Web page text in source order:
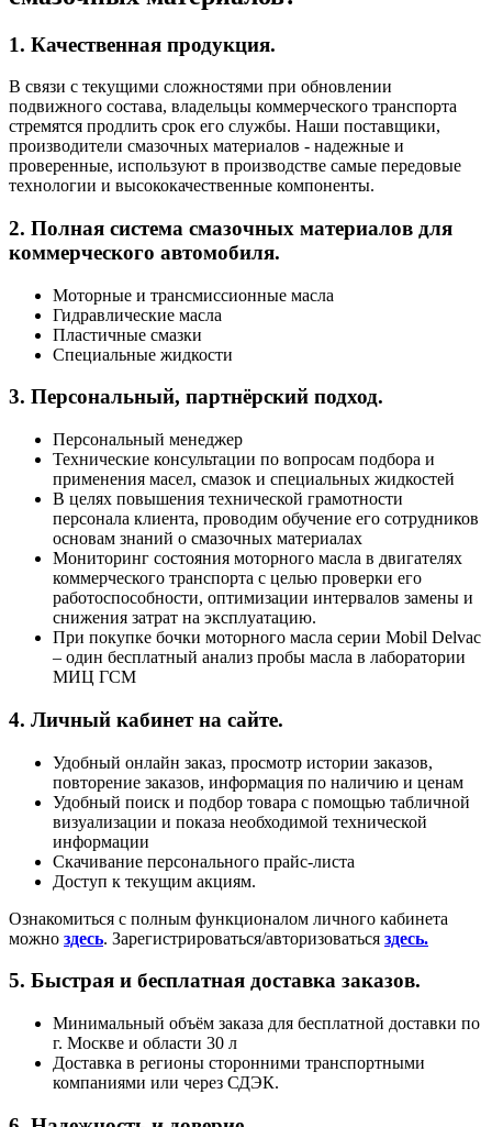
1. Качественная продукция.
В связи с текущими сложностями при обновлении
подвижного состава, владельцы коммерческого транспорта
стремятся продлить срок его службы. Наши поставщики,
производители смазочных материалов - надежные и
проверенные, используют в производстве самые передовые
технологии и высококачественные компоненты.
2. Полная система смазочных материалов для
коммерческого автомобиля.
Моторные и трансмиссионные масла
Гидравлические масла
Пластичные смазки
Специальные жидкости
3. Персональный, партнёрский подход.
Персональный менеджер
Технические консультации по вопросам подбора и
применения масел, смазок и специальных жидкостей
В целях повышения технической грамотности
персонала клиента, проводим обучение его сотрудников
основам знаний о смазочных материалах
Мониторинг состояния моторного масла в двигателях
коммерческого транспорта с целью проверки его
работоспособности, оптимизации интервалов замены и
снижения затрат на эксплуатацию.
При покупке бочки моторного масла серии Mobil Delvac
– один бесплатный анализ пробы масла в лаборатории
МИЦ ГСМ
4. Личный кабинет на сайте.
Удобный онлайн заказ, просмотр истории заказов,
повторение заказов, информация по наличию и ценам
Удобный поиск и подбор товара с помощью табличной
визуализации и показа необходимой технической
информации
Скачивание персонального прайс-листа
Доступ к текущим акциям.
Ознакомиться с полным функционалом личного кабинета
можно здесь. Зарегистрироваться/авторизоваться здесь.
5. Быстрая и бесплатная доставка заказов.
Минимальный объём заказа для бесплатной доставки по
г. Москве и области 30 л
Доставка в регионы сторонними транспортными
компаниями или через СДЭК.